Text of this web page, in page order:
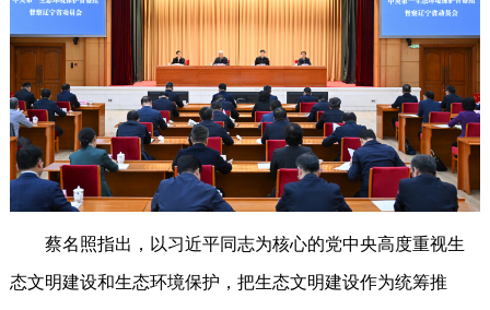
蔡名照指出，以习近平同志为核心的党中央高度重视生
态文明建设和生态环境保护，把生态文明建设作为统筹推